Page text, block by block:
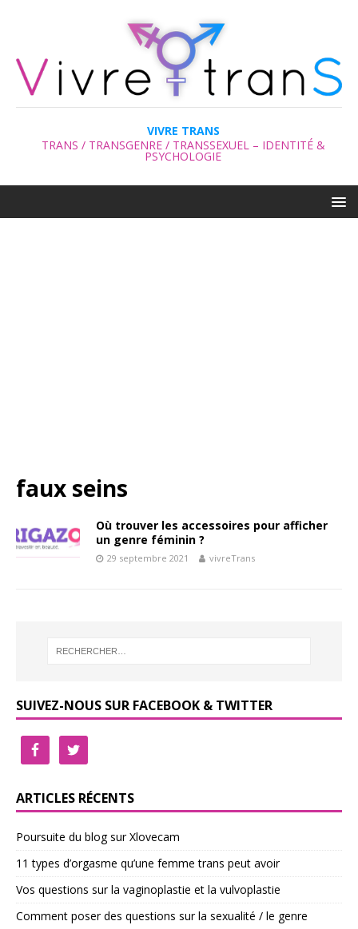
VIVRE TRANS
TRANS / TRANSGENRE / TRANSSEXUEL – IDENTITÉ &
PSYCHOLOGIE
faux seins
Où trouver les accessoires pour afficher
un genre féminin ?
29 septembre 2021 vivreTrans
SUIVEZ-NOUS SUR FACEBOOK & TWITTER
ARTICLES RÉCENTS
Poursuite du blog sur Xlovecam
11 types d’orgasme qu’une femme trans peut avoir
Vos questions sur la vaginoplastie et la vulvoplastie
Comment poser des questions sur la sexualité / le genre